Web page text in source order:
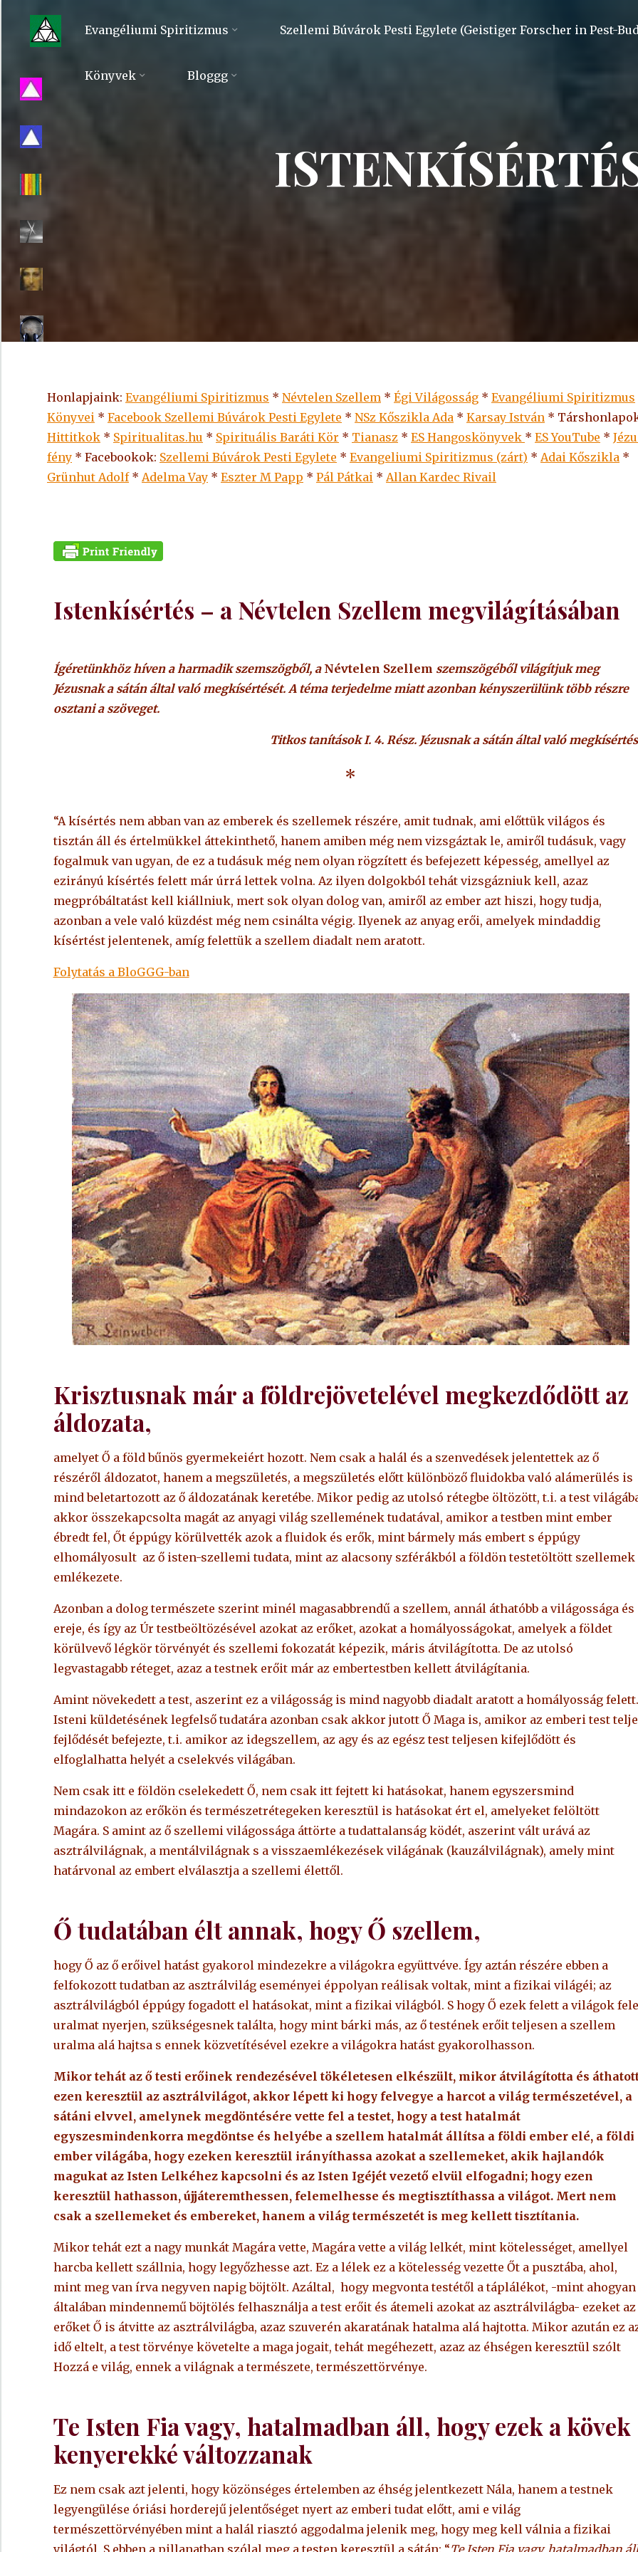
content
Evangéliumi
Evangéliumi Spiritizmus Szellemi Búvárok Pesti Egylete (Geistiger Forscher in Pest-
Könyvek Bloggg
Honlapjaink: Evangéliumi Spiritizmus * Névtelen Szellem * Égi Világosság * Evangéliumi Spiritizmus
Könyvei * Facebook Szellemi Búvárok Pesti Egylete * NSz Kőszikla Ada * Karsay István *
Hittitkok * Spiritualitas.hu * Spirituális Baráti Kör * Tianasz * ES Hangoskönyvek * ESYouTube *
fény * Facebookok: Szellemi Búvárok Pesti Egylete * Evangeliumi Spiritizmus (zárt) * Adai Kőszikla *
Grünhut Adolf* Adelma Vay * Eszter M Papp * Pál Pátkai * Allan Kardec Rivail
Istenkísértés – a Névtelen Szellem megvilágításában
Ígéretünkhöz híven a harmadik szemszögből, a Névtelen Szellem szemszögéből világítjuk meg
Jézusnak a sátán által való megkísértését. A téma terjedelme miatt azonban kényszerülünk több részre
osztani a szöveget.
Titkos tanítások I. 4. Rész. Jézusnak a sátán által való
*
“A kísértés nem abban van az emberek és szellemek részére, amit tudnak, ami előttük világos és
tisztán áll és értelmükkel áttekinthető, hanem amiben még nem vizsgáztak le, amiről tudásuk, vagy
fogalmuk van ugyan, de ez a tudásuk még nem olyan rögzített és befejezett képesség, amellyel az
ezirányú kísértés felett már úrrá lettek volna. Az ilyen dolgokból tehát vizsgázniuk kell, azaz
megpróbáltatást kell kiállniuk, mert sok olyan dolog van, amiről az ember azt hiszi, hogy tudja,
azonban a vele való küzdést még nem csinálta végig. Ilyenek az anyag erői, amelyek mindaddig
kísértést jelentenek, amíg felettük a szellem diadalt nem aratott.
Folytatás a BloGGG-ban
Krisztusnak már a földrejövetelével megkezdődött az
áldozata,
amelyet Ő a föld bűnös gyermekeiért hozott. Nem csak a halál és a szenvedések jelentettek az ő
részéről áldozatot, hanem a megszületés, a megszületés előtt különböző fluidokba való alámerülés is
mind beletartozott az ő áldozatának keretébe. Mikor pedig az utolsó rétegbe öltözött, t.i. a test
akkor összekapcsolta magát az anyagi világ szellemének tudatával, amikor a testben mint ember
ébredt fel, Őt éppúgy körülvették azok a fluidok és erők, mint bármely más embert s éppúgy
elhomályosult az ő isten-szellemi tudata, mint az alacsony szférákból a földön testetöltött szellemek
emlékezete.
Azonban a dolog természete szerint minél magasabbrendű a szellem, annál áthatóbb a világossága és
ereje, és így az Úr testbeöltözésével azokat az erőket, azokat a homályosságokat, amelyek a földet
körülvevő légkör törvényét és szellemi fokozatát képezik, máris átvilágította. De az utolsó
legvastagabb réteget, azaz a testnek erőit már az embertestben kellett átvilágítania.
Amint növekedett a test, aszerint ez a világosság is mind nagyobb diadalt aratott a homályosság felett.
Isteni küldetésének legfelső tudatára azonban csak akkor jutott Ő Maga is, amikor az emberi test
fejlődését befejezte, t.i. amikor az idegszellem, az agy és az egész test teljesen kifejlődött és
elfoglalhatta helyét a cselekvés világában.
Nem csak itt e földön cselekedett Ő, nem csak itt fejtett ki hatásokat, hanem egyszersmind
mindazokon az erőkön és természetrétegeken keresztül is hatásokat ért el, amelyeket felöltött
Magára. S amint az ő szellemi világossága áttörte a tudattalanság ködét, aszerint vált urává az
asztrálvilágnak, a mentálvilágnak s a visszaemlékezések világának (kauzálvilágnak), amely mint
határvonal az embert elválasztja a szellemi élettől.
Ő tudatában élt annak, hogy Ő szellem,
hogy Ő az ő erőivel hatást gyakorol mindezekre a világokra együttvéve. Így aztán részére ebben a
felfokozott tudatban az asztrálvilág eseményei éppolyan reálisak voltak, mint a fizikai világéi; az
asztrálvilágból éppúgy fogadott el hatásokat, mint a fizikai világból. S hogy Ő ezek felett a világok
uralmat nyerjen, szükségesnek találta, hogy mint bárki más, az ő testének erőit teljesen a szellem
uralma alá hajtsa s ennek közvetítésével ezekre a világokra hatást gyakorolhasson.
Mikor tehát az ő testi erőinek rendezésével tökéletesen elkészült, mikor átvilágította és
ezen keresztül az asztrálvilágot, akkor lépett ki hogy felvegye a harcot a világ természetével, a
sátáni elvvel, amelynek megdöntésére vette fel a testet, hogy a test hatalmát
egyszesmindenkorra megdöntse és helyébe a szellem hatalmát állítsa a földi ember elé, a földi
ember világába, hogy ezeken keresztül irányíthassa azokat a szellemeket, akik hajlandók
magukat az Isten Lelkéhez kapcsolni és az Isten Igéjét vezető elvül elfogadni; hogy ezen
keresztül hathasson, újjáteremthessen, felemelhesse és megtisztíthassa a világot. Mert nem
csak a szellemeket és embereket, hanem a világ természetét is meg kellett tisztítania.
Mikor tehát ezt a nagy munkát Magára vette, Magára vette a világ lelkét, mint kötelességet, amellyel
harcba kellett szállnia, hogy legyőzhesse azt. Ez a lélek ez a kötelesség vezette Őt a pusztába, ahol,
mint meg van írva negyven napig böjtölt. Azáltal, hogy megvonta testétől a táplálékot, -mint ahogyan
általában mindennemű böjtölés felhasználja a test erőit és átemeli azokat az asztrálvilágba- ezeket az
erőket Ő is átvitte az asztrálvilágba, azaz szuverén akaratának hatalma alá hajtotta. Mikor azután ez
idő eltelt, a test törvénye követelte a maga jogait, tehát megéhezett, azaz az éhségen keresztül szólt
Hozzá e világ, ennek a világnak a természete, természettörvénye.
Te Isten Fia vagy, hatalmadban áll, hogy ezek a kövek
kenyerekké változzanak
Ez nem csak azt jelenti, hogy közönséges értelemben az éhség jelentkezett Nála, hanem a testnek
legyengülése óriási horderejű jelentőséget nyert az emberi tudat előtt, ami e világ
természettörvényében mint a halál riasztó aggodalma jelenik meg, hogy meg kell válnia a fizikai